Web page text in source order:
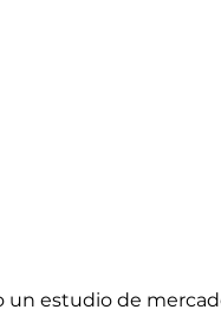
un estudio de